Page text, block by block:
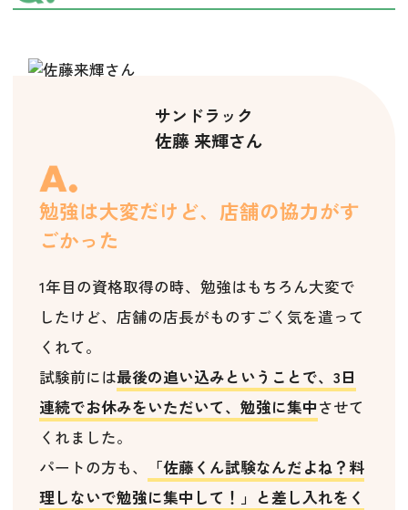
サンドラック
佐藤 来輝さん
勉強は大変だけど、店舗の協力がす
ごかった
1年目の資格取得の時、勉強はもちろん大変で
したけど、店舗の店長がものすごく気を遣って
くれて。
試験前には最後の追い込みということで、3日
連続でお休みをいただいて、勉強に集中させて
くれました。
パートの方も、
「佐藤くん試験なんだよね？料
理しないで勉強に集中して！」と差し入れをく